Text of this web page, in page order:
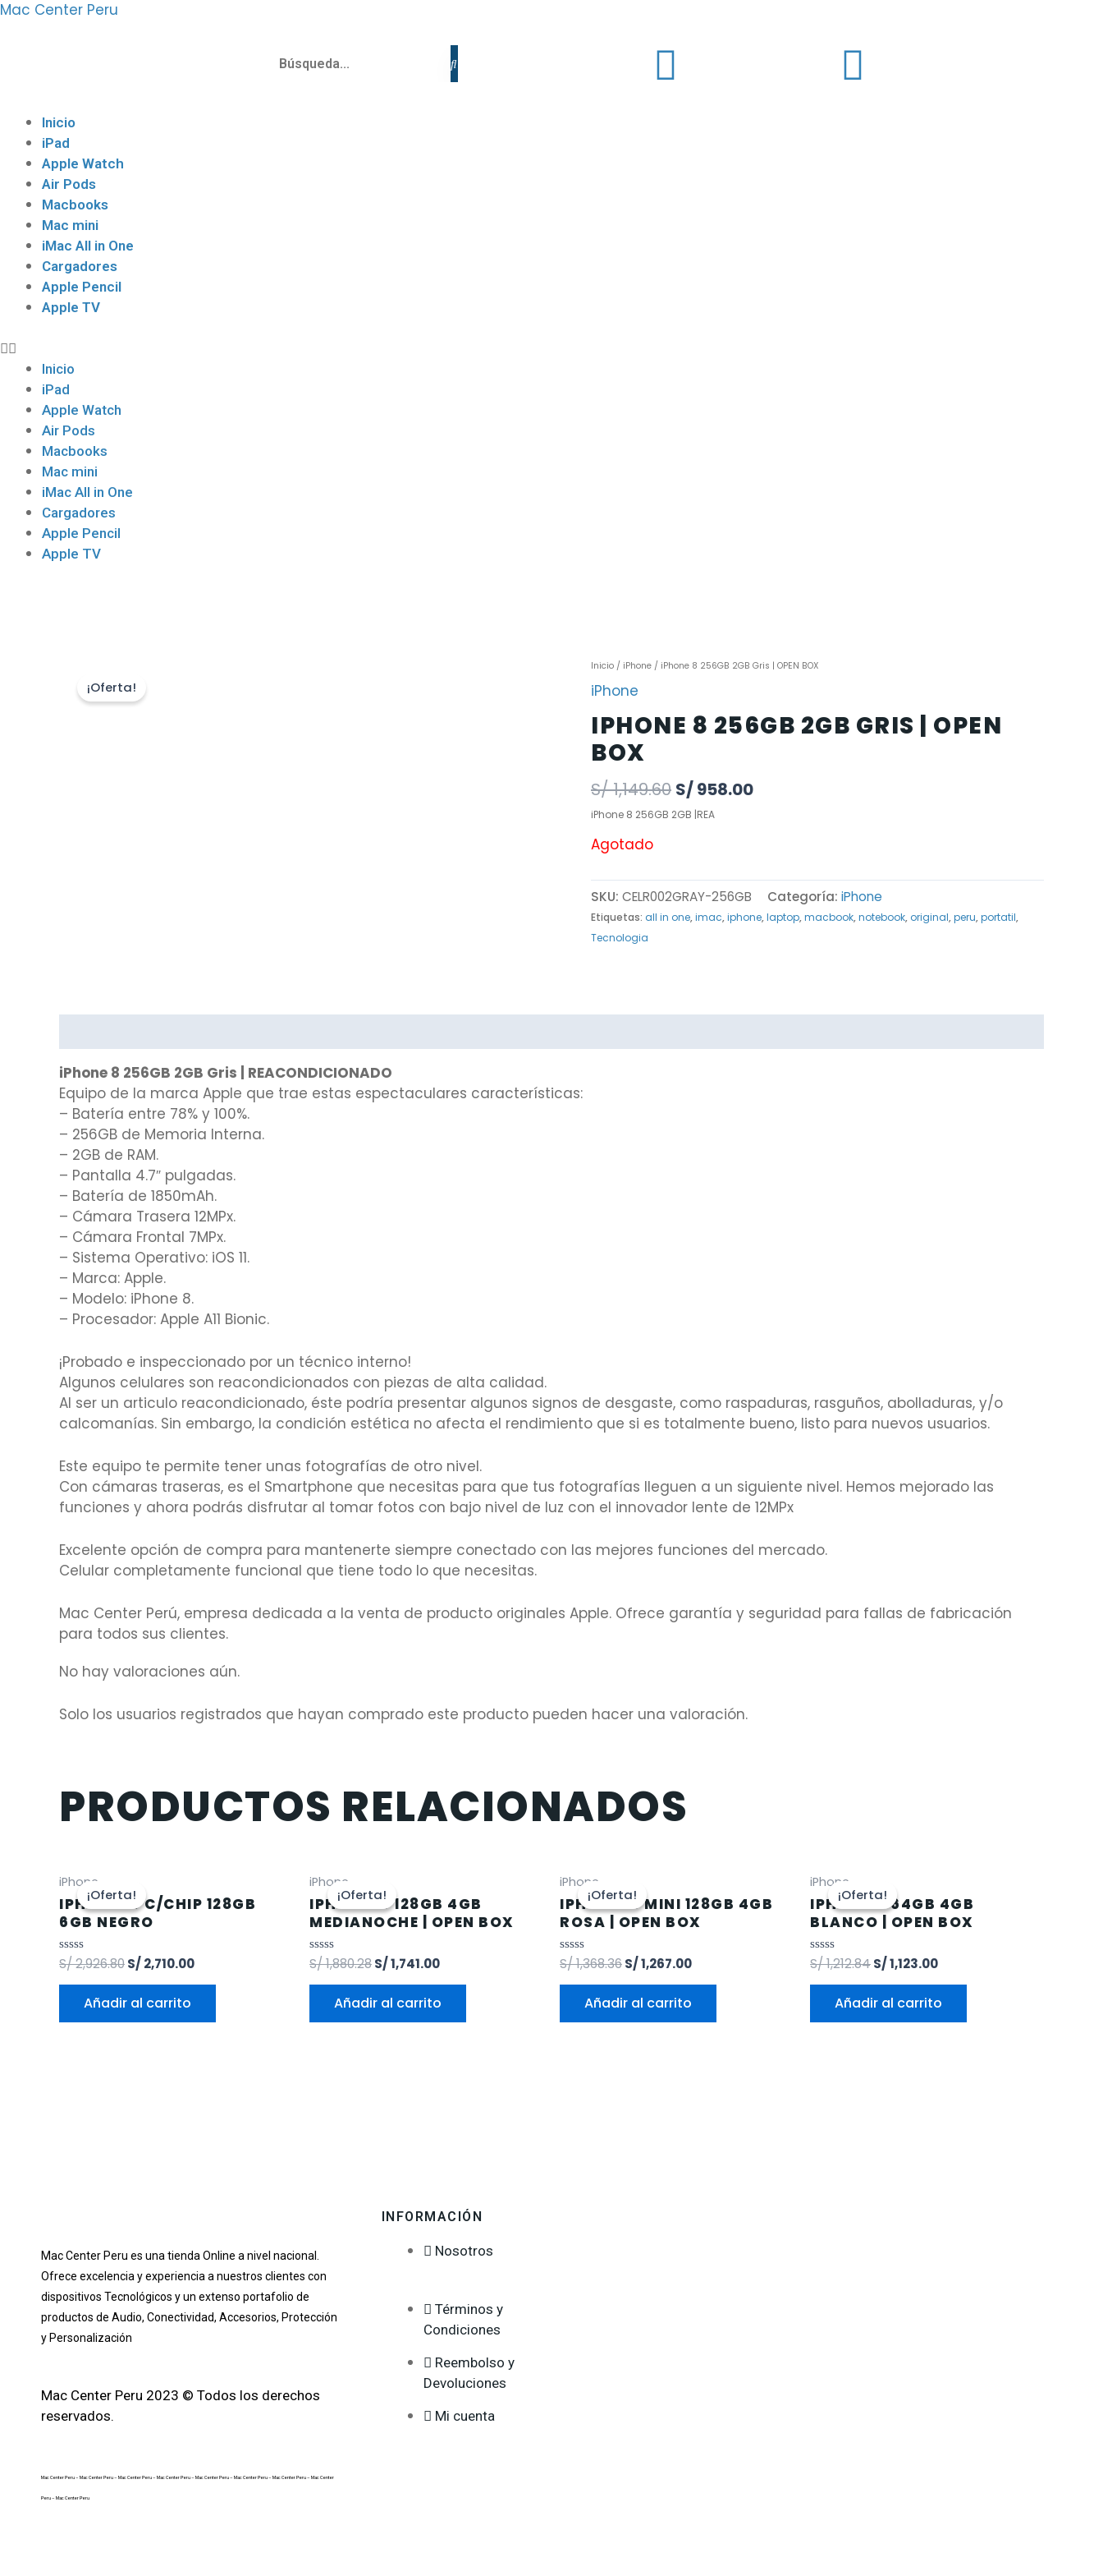
Ir
Mac Center Peru
Inicio
iPad
Apple Watch
Air Pods
Macbooks
Mac mini
iMac All in One
Cargadores
Apple Pencil
Apple TV
Menu
Inicio
iPad
Apple Watch
Air Pods
Macbooks
Mac mini
iMac All in One
Cargadores
Apple Pencil
Apple TV
¡Oferta!
Inicio / iPhone / iPhone 8 256GB 2GB Gris | OPEN BOX
iPhone
IPHONE 8 256GB 2GB GRIS | OPEN
BOX
S/1,149.60 S/958.00
iPhone 8 256GB 2GB |REA
Agotado
SKU: CELR002GRAY-256GB Categoría: iPhone
Etiquetas: all in one,imac,iphone,laptop,macbook,notebook, original,peru,portatil,
Tecnologia
iPhone 8 256GB 2GB Gris | REACONDICIONADO
Equipo de la marca Apple que trae estas espectaculares características:
– Batería entre 78% y 100%.
– 256GB de Memoria Interna.
– 2GB de RAM.
– Pantalla 4.7″ pulgadas.
– Batería de 1850mAh.
– Cámara Trasera 12MPx.
– Cámara Frontal 7MPx.
– Sistema Operativo: iOS 11.
– Marca: Apple.
– Modelo: iPhone 8.
– Procesador: Apple A11 Bionic.
¡Probado e inspeccionado por un técnico interno!
Algunos celulares son reacondicionados con piezas de alta calidad.
Al ser un articulo reacondicionado, éste podría presentar algunos signos de desgaste, como raspaduras, rasguños, abolladuras, y/o
calcomanías. Sin embargo, la condición estética no afecta el rendimiento que si es totalmente bueno, listo para nuevos usuarios.
Este equipo te permite tener unas fotografías de otro nivel.
Con cámaras traseras, es el Smartphone que necesitas para que tus fotografías lleguen a un siguiente nivel. Hemos mejorado las
funciones y ahora podrás disfrutar al tomar fotos con bajo nivel de luz con el innovador lente de 12MPx
Excelente opción de compra para mantenerte siempre conectado con las mejores funciones del mercado.
Celular completamente funcional que tiene todo lo que necesitas.
Mac Center Perú, empresa dedicada a la venta de producto originales Apple. Ofrece garantía y seguridad para fallas de fabricación
para todos sus clientes.
No hay valoraciones aún.
Solo los usuarios registrados que hayan comprado este producto pueden hacer una valoración.
PRODUCTOS RELACIONADOS
¡Oferta!
¡Oferta!
iPhone
IPHONE 15 C/CHIP 128GB
6GB NEGRO
Valorado
en
0
S/2,926.80S/2,710.00
Añadir al carrito
¡Oferta!
¡Oferta!
iPhone
IPHONE 13 128GB 4GB
MEDIANOCHE | OPEN BOX
Valorado
en
0
S/1,880.28S/1,741.00
Añadir al carrito
¡Oferta!
¡Oferta!
iPhone
IPHONE 13 MINI 128GB 4GB
ROSA | OPEN BOX
Valorado
en
0
S/1,368.36S/1,267.00
Añadir al carrito
¡Oferta!
¡Oferta!
iPhone
IPHONE 11 64GB 4GB
BLANCO | OPEN BOX
Valorado
en
0
S/1,212.84S/1,123.00
Añadir al carrito
Mac Center Peru es una tienda Online a nivel nacional.
Ofrece excelencia y experiencia a nuestros clientes con
dispositivos Tecnológicos y un extenso portafolio de
productos de Audio, Conectividad, Accesorios, Protección
y Personalización
Mac Center Peru 2023 © Todos los derechos
reservados.
Mac Center Peru – Mac Center Peru – Mac Center Peru – Mac Center Peru – Mac Center Peru – Mac Center Peru – Mac Center Peru – Mac Center
Peru – Mac Center Peru
INFORMACIÓN
Nosotros
Términos y
Condiciones
Reembolso y
Devoluciones
Mi cuenta